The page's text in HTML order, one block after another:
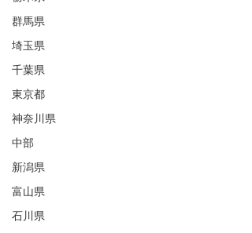
群馬県
埼玉県
千葉県
東京都
神奈川県
中部
新潟県
富山県
石川県